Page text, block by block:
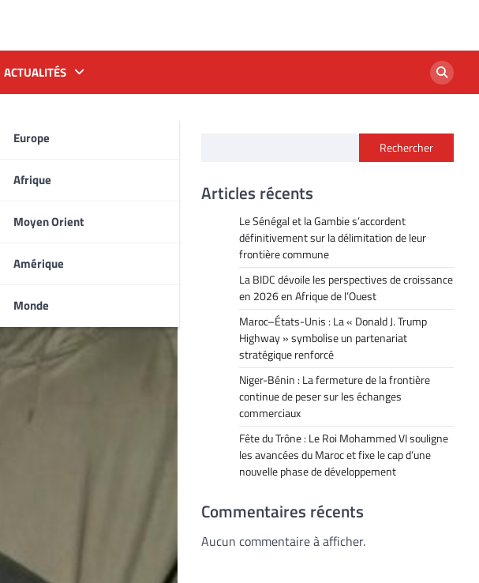
ACTUALITÉS
Europe
Afrique
Moyen Orient
Amérique
Monde
jugé à
Rechercher
Articles récents
Le Sénégal et la Gambie s’accordent
définitivement sur la délimitation de leur
frontière commune
La BIDC dévoile les perspectives de croissance
en 2026 en Afrique de l’Ouest
Maroc–États-Unis : La « Donald J. Trump
Highway » symbolise un partenariat
stratégique renforcé
Niger-Bénin : La fermeture de la frontière
continue de peser sur les échanges
commerciaux
Fête du Trône : Le Roi Mohammed VI souligne
les avancées du Maroc et fixe le cap d’une
nouvelle phase de développement
Commentaires récents
Aucun commentaire à afficher.